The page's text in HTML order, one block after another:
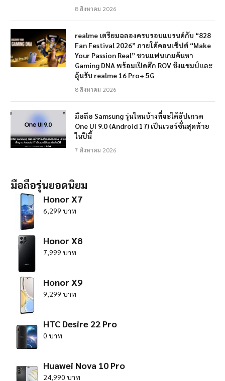
8 สิงหาคม 2026
realme เตรียมฉลองครบรอบแบรนด์กับ “828
Fan Festival 2026” ภายใต้คอนเซ็ปต์ “Make
Your Passion Real” ชวนแฟนเกมค้นหา
Gaming DNA พร้อมเปิดศึก ROV ชิงแชมป์และ
ลุ้นรับ realme 16 Pro+ 5G
8 สิงหาคม 2026
มือถือ Samsung รุ่นไหนบ้างที่จะได้อัปเกรด
One UI 9.0 (Android 17) เป็นเวอร์ชั่นสุดท้าย
ในปีนี้
7 สิงหาคม 2026
มือถือรุ่นยอดนิยม
Honor X7
6,299 บาท
Honor X8
7,999 บาท
Honor X9
9,299 บาท
HTC Desire 22 Pro
0 บาท
Huawei Nova 10 Pro
24,990 บาท